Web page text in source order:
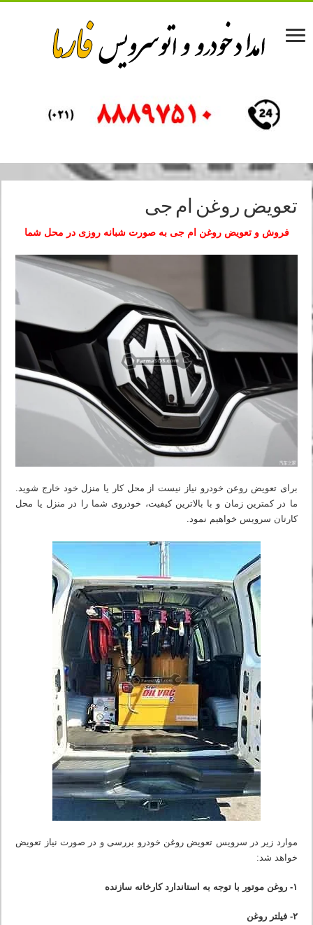
تعویض روغن ام جی
فروش و تعویض روغن ام جی به صورت شبانه روزی در محل شما
برای تعویض روعن خودرو نیاز نیست از محل کار یا منزل خود خارج شوید.
ما در کمترین زمان و با بالاترین کیفیت، خودروی شما را در منزل یا محل
کارتان سرویس خواهیم نمود.
موارد زیر در سرویس تعویض روغن خودرو بررسی و در صورت نیاز تعویض
خواهد شد:
۱- روغن موتور با توجه به استاندارد کارخانه سازنده
۲- فیلتر روغن